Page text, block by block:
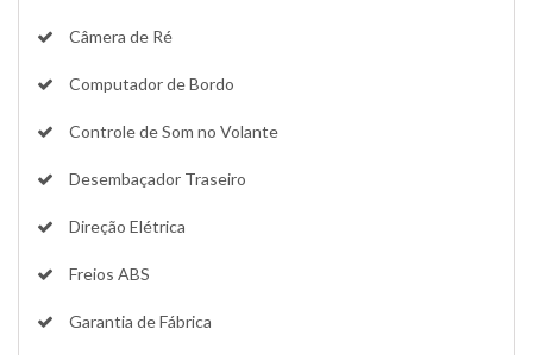
Câmera de Ré
Computador de Bordo
Controle de Som no Volante
Desembaçador Traseiro
Direção Elétrica
Freios ABS
Garantia de Fábrica